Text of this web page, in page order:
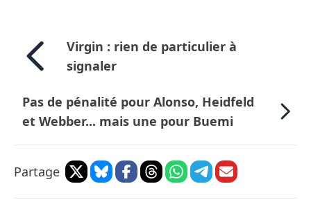
Virgin : rien de particulier à
signaler
Pas de pénalité pour Alonso, Heidfeld
et Webber... mais une pour Buemi
Partage